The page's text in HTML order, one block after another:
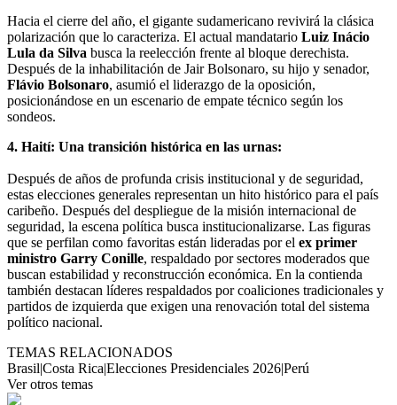
Hacia el cierre del año, el gigante sudamericano revivirá la clásica
polarización que lo caracteriza. El actual mandatario Luiz Inácio
Lula da Silva busca la reelección frente al bloque derechista.
Después de la inhabilitación de Jair Bolsonaro, su hijo y senador,
Flávio Bolsonaro, asumió el liderazgo de la oposición,
posicionándose en un escenario de empate técnico según los
sondeos.
4. Haití: Una transición histórica en las urnas:
Después de años de profunda crisis institucional y de seguridad,
estas elecciones generales representan un hito histórico para el país
caribeño. Después del despliegue de la misión internacional de
seguridad, la escena política busca institucionalizarse. Las figuras
que se perfilan como favoritas están lideradas por el ex primer
ministro Garry Conille, respaldado por sectores moderados que
buscan estabilidad y reconstrucción económica. En la contienda
también destacan líderes respaldados por coaliciones tradicionales y
partidos de izquierda que exigen una renovación total del sistema
político nacional.
TEMAS RELACIONADOS
Brasil|Costa Rica|Elecciones Presidenciales 2026|Perú
Ver otros temas